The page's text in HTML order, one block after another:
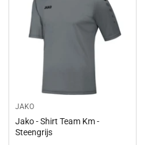
JAKO
Jako - Shirt Team Km -
Steengrijs